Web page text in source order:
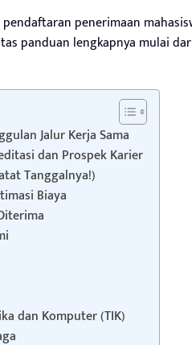
pendaftaran penerimaan
panduan lengkapnya mulai
Jalur Kerja Sama
dan Prospek Karier
Tanggalnya!)
Biaya
dan Komputer (TIK)